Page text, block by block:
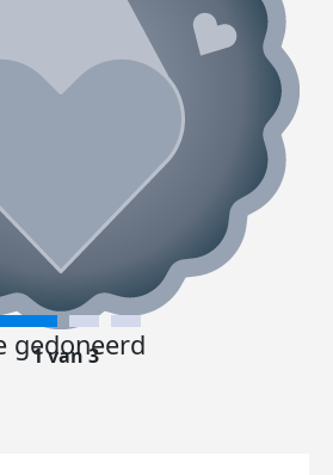
gedoneerd
1 van 3